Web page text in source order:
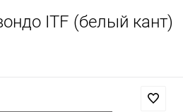
ITF (белый кант)